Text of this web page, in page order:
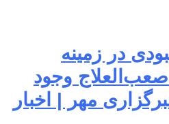
در زمینه
صعب‌العلاج وجود
&#۸۲۱۱; خبرگزاری مهر | اخبار